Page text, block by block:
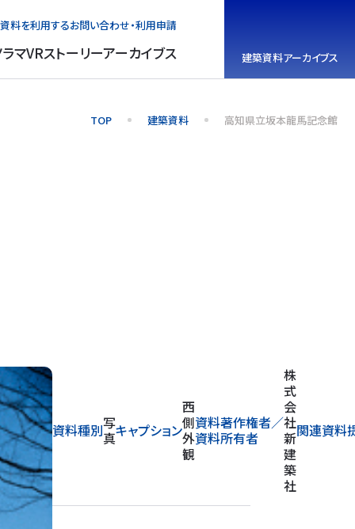
料を利用するお問い合わせ・利用申請
マVRストーリーアーカイブス 建築資料アーカイブス
TOP 建築資料 高知県立坂本龍馬記念館
資料種別写
真キャプション
下
一
階
ロ
ビ
資料著作権者／
資料所有者
株
式
会
社
新
建
築
社
関連資料